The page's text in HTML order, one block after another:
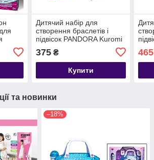
Дитячий набір для
створення браслетів і
підвісок PANDORA Kuromi
375₴
Купити
465
та новинки
–18%